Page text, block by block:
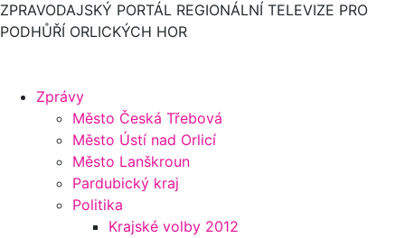
ZPRAVODAJSKÝ PORTÁL REGIONÁLNÍ TELEVIZE PRO
PODHŮŘÍ ORLICKÝCH HOR
Zprávy
Město Česká Třebová
Město Ústí nad Orlicí
Město Lanškroun
Pardubický kraj
Politika
Krajské volby 2012